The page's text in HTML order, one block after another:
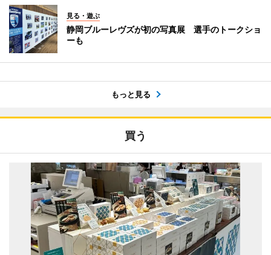
見る・遊ぶ
静岡ブルーレヴズが初の写真展 選手のトークショ
ーも
もっと見る
買う